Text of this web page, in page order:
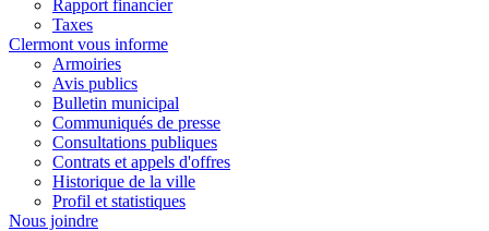
Rapport financier
Taxes
Clermont vous informe
Armoiries
Avis publics
Bulletin municipal
Communiqués de presse
Consultations publiques
Contrats et appels d'offres
Historique de la ville
Profil et statistiques
Nous joindre